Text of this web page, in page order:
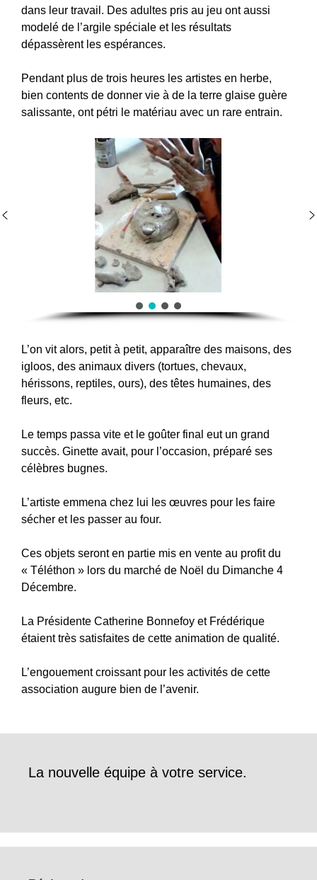
dans leur travail. Des adultes pris au jeu ont aussi
modelé de l’argile spéciale et les résultats
dépassèrent les espérances.
Pendant plus de trois heures les artistes en herbe,
bien contents de donner vie à de la terre glaise guère
salissante, ont pétri le matériau avec un rare entrain.
L’on vit alors, petit à petit, apparaître des maisons, des
igloos, des animaux divers (tortues, chevaux,
hérissons, reptiles, ours), des têtes humaines, des
fleurs, etc.
Le temps passa vite et le goûter final eut un grand
succès. Ginette avait, pour l’occasion, préparé ses
célèbres bugnes.
L’artiste emmena chez lui les œuvres pour les faire
sécher et les passer au four.
Ces objets seront en partie mis en vente au profit du
« Téléthon » lors du marché de Noël du Dimanche 4
Décembre.
La Présidente Catherine Bonnefoy et Frédérique
étaient très satisfaites de cette animation de qualité.
L’engouement croissant pour les activités de cette
association augure bien de l’avenir.
La nouvelle équipe à votre service.